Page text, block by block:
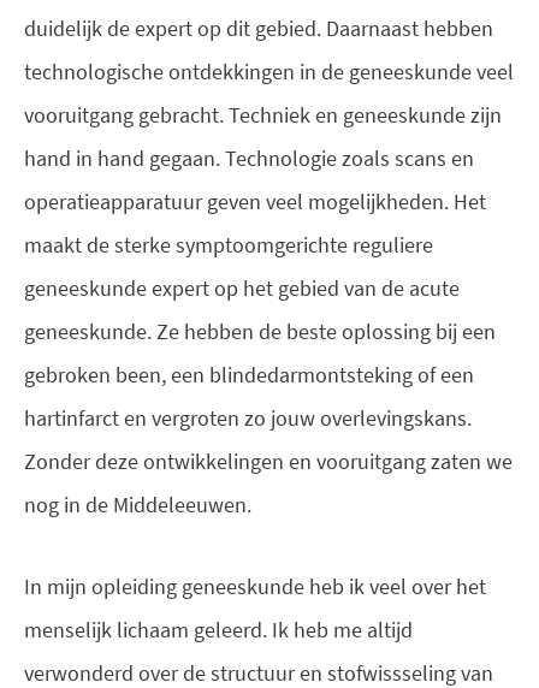
duidelijk de expert op dit gebied. Daarnaast hebben
technologische ontdekkingen in de geneeskunde veel
vooruitgang gebracht. Techniek en geneeskunde zijn
hand in hand gegaan. Technologie zoals scans en
operatieapparatuur geven veel mogelijkheden. Het
maakt de sterke symptoomgerichte reguliere
geneeskunde expert op het gebied van de acute
geneeskunde. Ze hebben de beste oplossing bij een
gebroken been, een blindedarmontsteking of een
hartinfarct en vergroten zo jouw overlevingskans.
Zonder deze ontwikkelingen en vooruitgang zaten we
nog in de Middeleeuwen.
In mijn opleiding geneeskunde heb ik veel over het
menselijk lichaam geleerd. Ik heb me altijd
verwonderd over de structuur en stofwissseling van